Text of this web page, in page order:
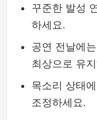
꾸준한 발성
하세요.
공연 전날에
최상으로 유
목소리 상태
조정하세요.